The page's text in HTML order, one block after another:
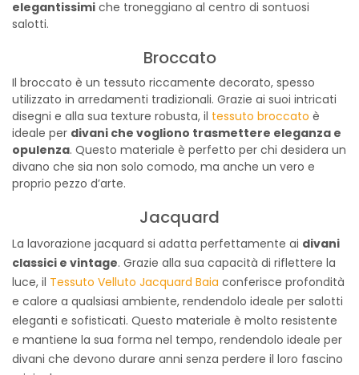
elegantissimi che troneggiano al centro di sontuosi
salotti.
Broccato
Il broccato è un tessuto riccamente decorato, spesso
utilizzato in arredamenti tradizionali. Grazie ai suoi intricati
disegni e alla sua texture robusta, il tessuto broccato è
ideale per divani che vogliono trasmettere eleganza e
opulenza. Questo materiale è perfetto per chi desidera un
divano che sia non solo comodo, ma anche un vero e
proprio pezzo d’arte.
Jacquard
La lavorazione jacquard si adatta perfettamente ai divani
classici e vintage. Grazie alla sua capacità di riflettere la
luce, il Tessuto Velluto Jacquard Baia conferisce profondità
e calore a qualsiasi ambiente, rendendolo ideale per salotti
eleganti e sofisticati. Questo materiale è molto resistente
e mantiene la sua forma nel tempo, rendendolo ideale per
divani che devono durare anni senza perdere il loro fascino